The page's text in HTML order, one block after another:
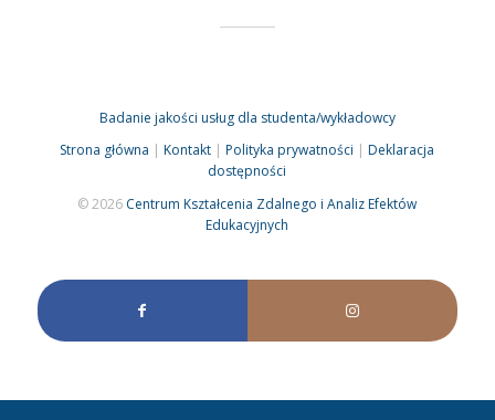
Badanie jakości usług dla studenta/wykładowcy
Strona główna |Kontakt |Polityka prywatności |Deklaracja
dostępności
© 2026 Centrum Kształcenia Zdalnego i Analiz Efektów
Edukacyjnych